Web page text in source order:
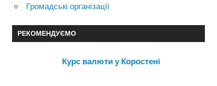
Громадські організації
РЕКОМЕНДУЄМО
Курс валюти у Коростені